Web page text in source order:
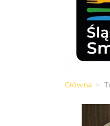
Główna